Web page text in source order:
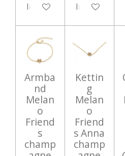
In winkelwagenIn
Armba
nd
Melan
o
Friend
s
champ
Kettin
g
Melan
o
Friend
s Anna
champ